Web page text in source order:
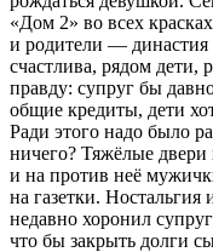
«Дом 2» во всех
и родители — династия
счастлива, рядом
правду: супруг бы
общие кредиты, дети
Ради этого надо было
ничего? Тяжёлые двери
и на против неё
на газетки.
недавно хоронил
что бы закрыть долги